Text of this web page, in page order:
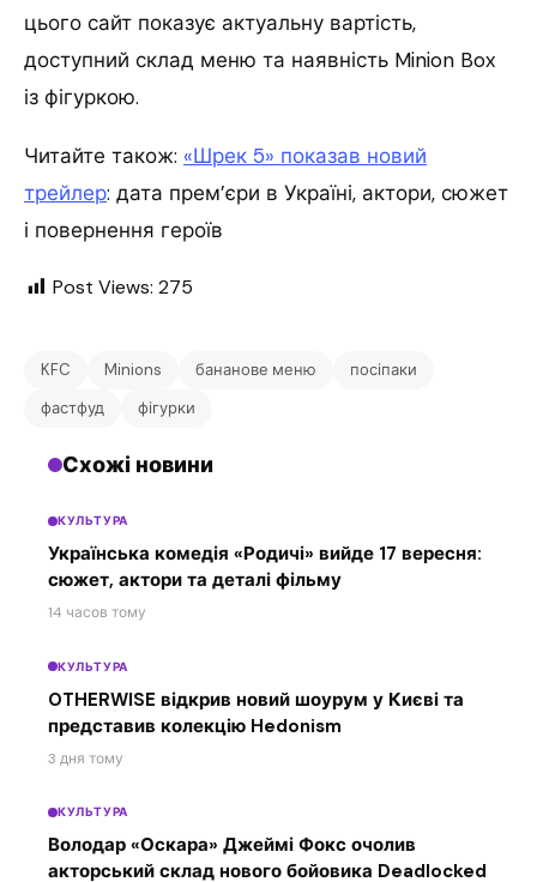
цього сайт показує актуальну вартість,
доступний склад меню та наявність Minion Box
із фігуркою.
Читайте також: «Шрек 5» показав новий
трейлер: дата прем’єри в Україні, актори, сюжет
і повернення героїв
Post Views: 275
KFC Minions бананове меню
посіпаки
фастфуд
фігурки
Схожі новини
КУЛЬТУРА
Українська комедія «Родичі» вийде 17 вересня:
сюжет, актори та деталі фільму
14 часов тому
КУЛЬТУРА
OTHERWISE відкрив новий шоурум у Києві та
представив колекцію Hedonism
3 дня тому
КУЛЬТУРА
Володар «Оскара» Джеймі Фокс очолив
акторський склад нового бойовика Deadlocked